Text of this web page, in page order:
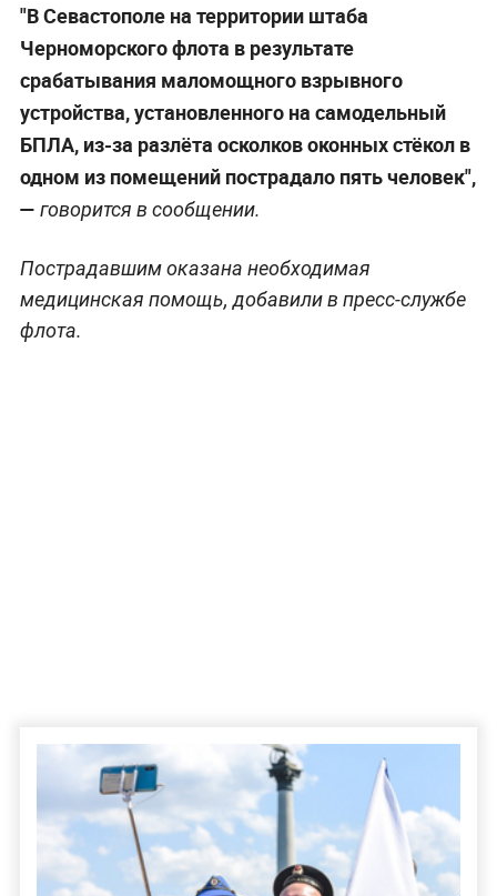
"В Севастополе на территории штаба
Черноморского флота в результате
срабатывания маломощного взрывного
устройства, установленного на самодельный
БПЛА, из-за разлёта осколков оконных стёкол в
одном из помещений пострадало пять человек",
— говорится в сообщении.
Пострадавшим оказана необходимая
медицинская помощь, добавили в пресс-службе
флота.